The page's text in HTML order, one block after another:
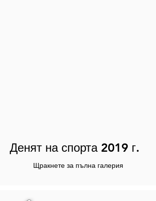
Денят на спорта 2019 г.
Щракнете за пълна галерия